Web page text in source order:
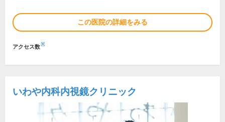
この医院の詳細をみる
アクセス数※
いわや内科内視鏡クリニック